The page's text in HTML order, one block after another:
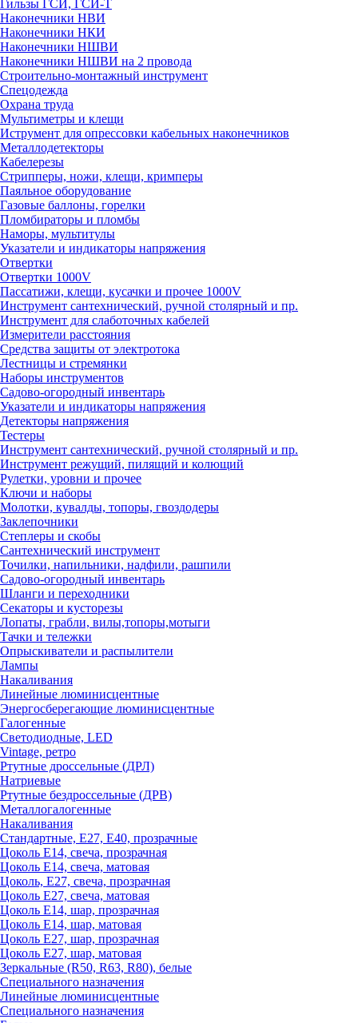
Гильзы ГСИ, ГСИ-Т
Наконечники НВИ
Наконечники НКИ
Наконечники НШВИ
Наконечники НШВИ на 2 провода
Строительно-монтажный инструмент
Спецодежда
Охрана труда
Мультиметры и клещи
Иструмент для опрессовки кабельных наконечников
Металлодетекторы
Кабелерезы
Стрипперы, ножи, клещи, кримперы
Паяльное оборудование
Газовые баллоны, горелки
Пломбираторы и пломбы
Наморы, мультитулы
Указатели и индикаторы напряжения
Отвертки
Отвертки 1000V
Пассатижи, клещи, кусачки и прочее 1000V
Инструмент сантехнический, ручной столярный и пр.
Инструмент для слаботочных кабелей
Измерители расстояния
Средства защиты от электротока
Лестницы и стремянки
Наборы инструментов
Садово-огородный инвентарь
Указатели и индикаторы напряжения
Детекторы напряжения
Тестеры
Инструмент сантехнический, ручной столярный и пр.
Инструмент режущий, пилящий и колющий
Рулетки, уровни и прочее
Ключи и наборы
Молотки, кувалды, топоры, гвоздодеры
Заклепочники
Степлеры и скобы
Сантехнический инструмент
Точилки, напильники, надфили, рашпили
Садово-огородный инвентарь
Шланги и переходники
Секаторы и кусторезы
Лопаты, грабли, вилы,топоры,мотыги
Тачки и тележки
Опрыскиватели и распылители
Лампы
Накаливания
Линейные люминисцентные
Энергосберегающие люминисцентные
Галогенные
Светодиодные, LED
Vintage, ретро
Ртутные дроссельные (ДРЛ)
Натриевые
Ртутные бездроссельные (ДРВ)
Металлогалогенные
Накаливания
Стандартные, Е27, Е40, прозрачные
Цоколь Е14, свеча, прозрачная
Цоколь Е14, свеча, матовая
Цоколь, Е27, свеча, прозрачная
Цоколь Е27, свеча, матовая
Цоколь Е14, шар, прозрачная
Цоколь Е14, шар, матовая
Цоколь Е27, шар, прозрачная
Цоколь Е27, шар, матовая
Зеркальные (R50, R63, R80), белые
Специального назначения
Линейные люминисцентные
Специального назначения